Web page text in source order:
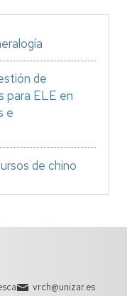
de
para ELE en
e
de chino
vrch@unizar.es